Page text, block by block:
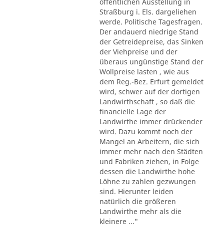
Straßburg i. Els. dargeliehen
werde. Politische Tagesfragen.
Der andauerd niedrige Stand
der Getreidepreise, das Sinken
der Viehpreise und der
überaus ungünstige Stand der
Wollpreise lasten , wie aus
dem Reg.-Bez. Erfurt gemeldet
wird, schwer auf der dortigen
Landwirthschaft , so daß die
financielle Lage der
Landwirthe immer drückender
wird. Dazu kommt noch der
Mangel an Arbeitern, die sich
immer mehr nach den Städten
und Fabriken ziehen, in Folge
dessen die Landwirthe hohe
Löhne zu zahlen gezwungen
sind. Hierunter leiden
natürlich die größeren
Landwirthe mehr als die
kleinere ..."